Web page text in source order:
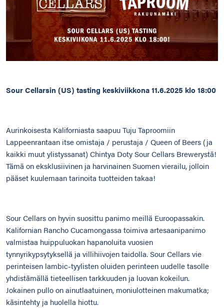
Sour Cellarsin (US) tasting keskiviikkona 11.6.2025 klo 18:00
Aurinkoisesta Kaliforniasta saapuu Tuju Taproomiin
Lappeenrantaan itse omistaja / perustaja / Queen of Beers (ja
kaikki muut ylistyssanat) Chintya Doty Sour Cellars Brewerystä!
Tämä on eksklusiivinen ja harvinainen Suomen vierailu, jolloin
pääset kuulemaan tarinoita tuotteiden takaa!
Sour Cellars on hyvin suosittu panimo meillä Euroopassakin.
Kalifornian Rancho Cucamongassa toimiva artesaanipanimo
valmistaa huippuluokan hapanoluita vuosien
tynnyrikypsytyksellä ja villihiivojen taidolla. Sour Cellars vie
perinteisen lambic-tyylisten oluiden perinteen uudelle tasolle
yhdistämällä tieteellisen tarkkuuden ja luovan kokeilun.
Jokainen pullo on ainutlaatuinen, moniulotteinen makumatka;
käsintehty ja huolella hiottu.